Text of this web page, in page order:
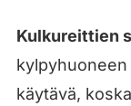
Kulkureittien
kylpyhuoneen
käytävä,